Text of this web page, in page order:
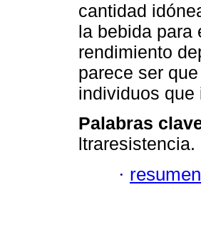
cantidad
la bebida para
rendimiento
parece ser
individuos
Palabras
ltraresistencia.
·